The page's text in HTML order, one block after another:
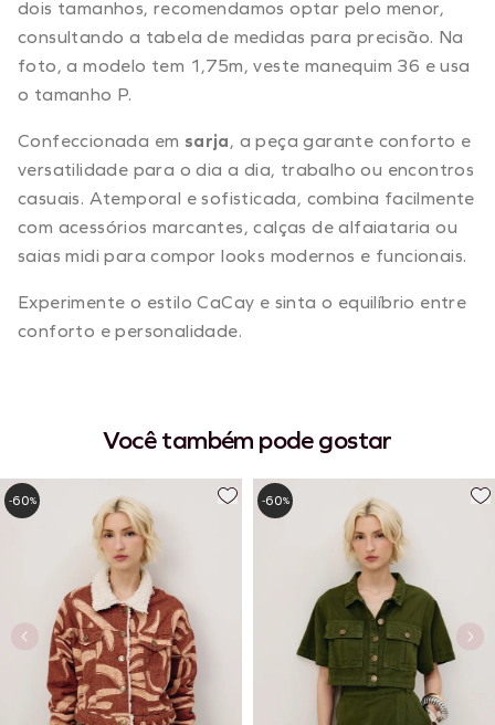
dois tamanhos, recomendamos optar pelo menor,
consultando a tabela de medidas para precisão. Na
foto, a modelo tem 1,75m, veste manequim 36 e usa
o tamanho P.
Confeccionada em sarja, a peça garante conforto e
versatilidade para o dia a dia, trabalho ou encontros
casuais. Atemporal e sofisticada, combina facilmente
com acessórios marcantes, calças de alfaiataria ou
saias midi para compor looks modernos e funcionais.
Experimente o estilo CaCay e sinta o equilíbrio entre
conforto e personalidade.
Você também pode gostar
-60% -60%